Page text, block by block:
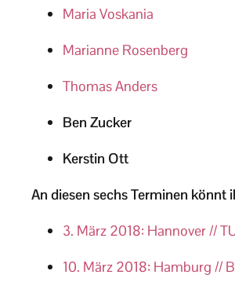
Maria Voskania
Marianne Rosenberg
Thomas Anders
Ben Zucker
Kerstin Ott
An diesen sechs Terminen könnt
3. März 2018: Hannover //
10. März 2018: Hamburg //